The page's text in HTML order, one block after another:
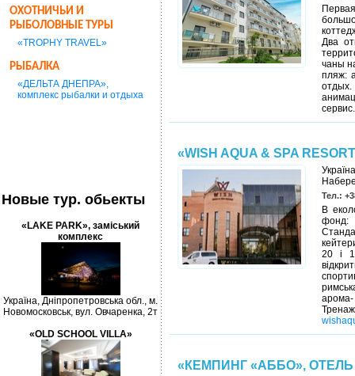
ОХОТНИЧЬИ И
РЫБОЛОВНЫЕ ТУРЫ
«TROPHY TRAVEL»
РЫБАЛКА
«ДЕЛЬТА ДНЕПРА»,
комплекс рыбалки и отдыха
Новые тур. обьекты
«LAKE PARK», заміський
комплекс
Україна, Дніпропетровська обл., м.
Новомосковськ, вул. Овчаренка, 2т
«OLD SCHOOL VILLA»
Два
чаны
пляж:
«WISH AQUA & SPA
Тел.:
В
фонд:
20 і
арома-
«КЕМПИНГ «АББО», ОТЕЛЬ